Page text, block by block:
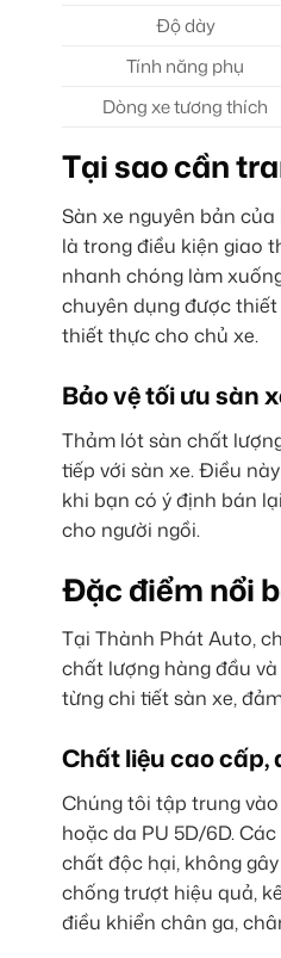
Độ dày
Tính năng phụ
Dòng xe tương thích
Tại sao cần
Sàn xe nguyên bản
là trong điều kiện giao
nhanh chóng làm
chuyên dụng được thiết
thiết thực cho chủ xe.
Bảo vệ tối ưu sàn
Thảm lót sàn chất
tiếp với sàn xe. Điều
khi bạn có ý định bán
cho người ngồi.
Đặc điểm nổi
Tại Thành Phát Auto,
chất lượng hàng đầu
từng chi tiết sàn xe,
Chất liệu cao
Chúng tôi tập trung
hoặc da PU 5D/6D.
chất độc hại, không
chống trượt hiệu quả,
điều khiển chân ga,